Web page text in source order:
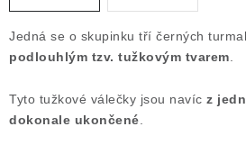
Ochrana osobních údajů
Formulář pro uplatnění reklamace
Jedná se o skupinku tří černých
podlouhlým tzv. tužkovým tvarem
Tyto tužkové válečky jsou navíc z
dokonale ukončené